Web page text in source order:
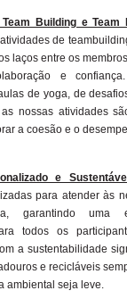
Building e Team
de
laços entre os
e
de yoga, de
nossas atividades
a coesão e o
e
para atender às
garantindo uma
todos os
a sustentabilidade
e recicláveis
ambiental seja leve.